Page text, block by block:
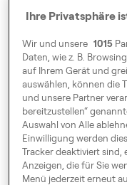
8.1Freenow
die vom Business
Berechtigten
zum Zwecke der
Dienstleistungen,
Anpassung und
Freenow ist bei
Verantwortlicher
8.2Gemäß dem
erkennen Freenow
an, dass sie bei
Ihre Privatsphäre
Wir und unsere 1015
Daten, wie z. B.
auf Ihrem Gerät und
auswählen, können die
und unsere Partner
bereitzustellen“
Auswahl von Alle
Einwilligung werden
Tracker deaktiviert
Anzeigen, die für Sie
Menü jederzeit erneut